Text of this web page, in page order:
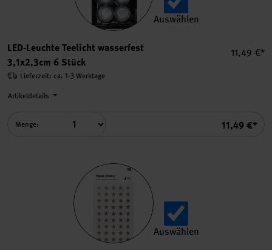
Auswählen
LED-Leuchte Teelicht wasserfest
3,1x2,3cm 6 Stück
11,49 €*
Summe
11,49 €*
Lieferzeit: ca. 1-3 Werktage
Artikeldetails
Menge:
Auswählen